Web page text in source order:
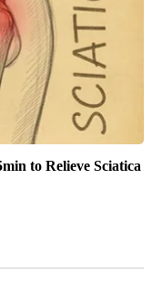
to Relieve Sciatica